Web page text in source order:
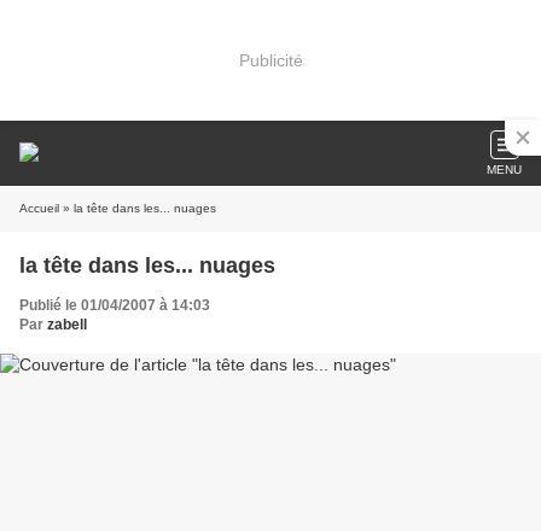
Publicité
MENU
Accueil » la tête dans les... nuages
la tête dans les... nuages
Publié le 01/04/2007 à 14:03
Par zabell